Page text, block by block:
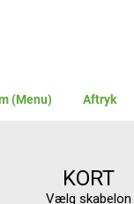
(Menu) Aftryk
KORT
Vælg skabelon